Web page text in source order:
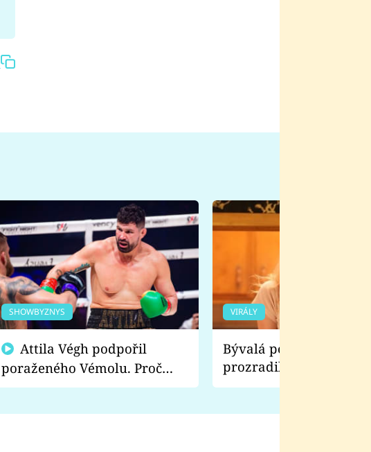
SHOWBYZNYS
poraženého Vémolu. Proč
chce raději zápasit s ním než
VIRÁLY
Bývalá pornoherečka
prozradila, co ji
natáčení Euforie.